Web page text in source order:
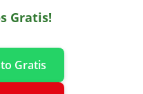
Gratis!
Gratis